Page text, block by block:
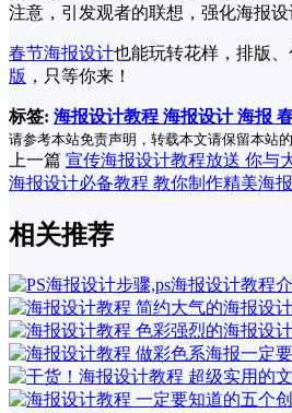
注意，引发观者的联想，强化海报设
春节海报设计也能玩转花样，排版
版 ，只等你来！
标签: 海报设计教程 海报设计海报
请参考本站免责声明，转载本文请保留本站的
上一篇 宣传海报设计教程放送 你与
海报设计必备教程 教你制作精美海报
相关推荐